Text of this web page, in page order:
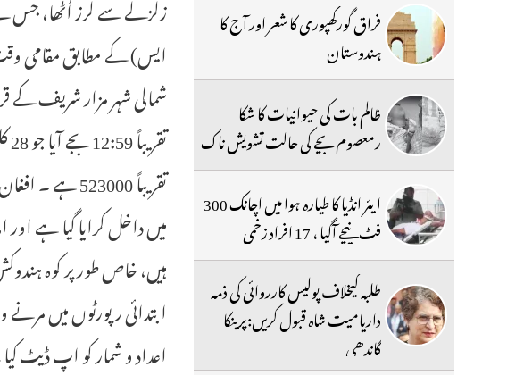
تقریباً
میں داخل کرایا گیا ہے
ہیں، خاص طور پر کوہ
اعداد و شمار کو اپ ڈیٹ
فراق گورکھپوری کا شعر اور آج کا
ہندوستان
ظالم بات کی حیوانیات کا شکا
رمعصوم بچے کی حالت تشویش ناک
ایئر انڈیا کا طیارہ ہوا میں اچانک 300
فٹ نیچے آگیا ، 17 افراد زخمی
طلبہ کیخلاف پولیس کارروائی کی ذمہ
داریامیت شاہ قبول کریں:پرینکا
گاندھی